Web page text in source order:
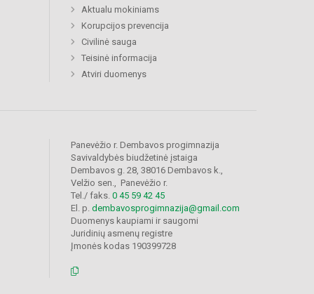
Aktualu mokiniams
Korupcijos prevencija
Civilinė sauga
Teisinė informacija
Atviri duomenys
Panevėžio r. Dembavos progimnazija
Savivaldybės biudžetinė įstaiga
Dembavos g. 28, 38016 Dembavos k.,
Velžio sen., Panevėžio r.
Tel./ faks. 0 45 59 42 45
El. p. dembavosprogimnazija@gmail.com
Duomenys kaupiami ir saugomi
Juridinių asmenų registre
Įmonės kodas 190399728